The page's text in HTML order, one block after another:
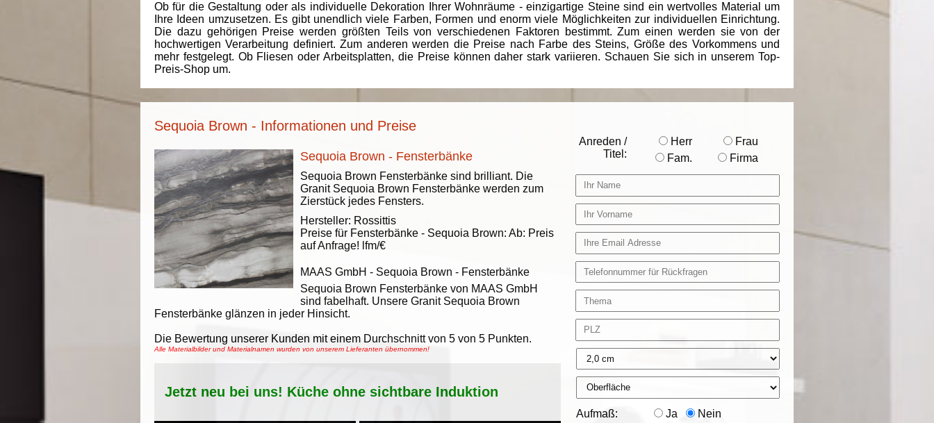
Ob für die Gestaltung oder als individuelle Dekoration Ihrer Wohnräume - einzigartige Steine sind ein wertvolles Material um
Ihre Ideen umzusetzen. Es gibt unendlich viele Farben, Formen und enorm viele Möglichkeiten zur individuellen Einrichtung.
Die dazu gehörigen Preise werden größten Teils von verschiedenen Faktoren bestimmt. Zum einen werden sie von der
hochwertigen Verarbeitung definiert. Zum anderen werden die Preise nach Farbe des Steins, Größe des Vorkommens und
mehr festgelegt. Ob Fliesen oder Arbeitsplatten, die Preise können daher stark variieren. Schauen Sie sich in unserem Top-
Preis-Shop um.
Sequoia Brown - Informationen und Preise
Sequoia Brown - Fensterbänke
Sequoia Brown Fensterbänke sind brilliant. Die
Granit Sequoia Brown Fensterbänke werden zum
Zierstück jedes Fensters.
Hersteller: Rossittis
Preise für Fensterbänke - Sequoia Brown: Ab: Preis
auf Anfrage! lfm/€
MAAS GmbH - Sequoia Brown - Fensterbänke
Sequoia Brown Fensterbänke von MAAS GmbH
sind fabelhaft. Unsere Granit Sequoia Brown
Fensterbänke glänzen in jeder Hinsicht.
Die Bewertung unserer Kunden mit einem Durchschnitt von 5 von 5 Punkten.
Alle Materialbilder und Materialnamen wurden von unserem Lieferanten übernommen!
Jetzt neu bei uns! Küche ohne sichtbare Induktion
Anreden /
Titel:
Herr
Frau
Fam.
Firma
Aufmaß: Ja Nein